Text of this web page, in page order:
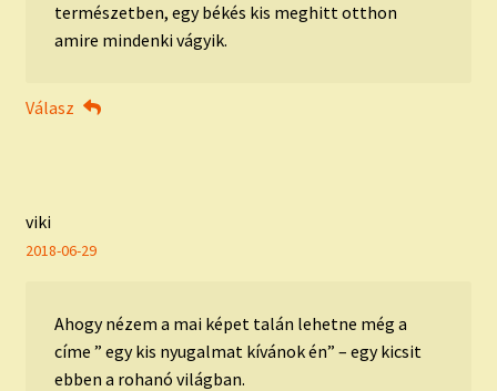
természetben, egy békés kis meghitt otthon
amire mindenki vágyik.
Válasz
viki
2018-06-29
Ahogy nézem a mai képet talán lehetne még a
címe ” egy kis nyugalmat kívánok én” – egy kicsit
ebben a rohanó világban.